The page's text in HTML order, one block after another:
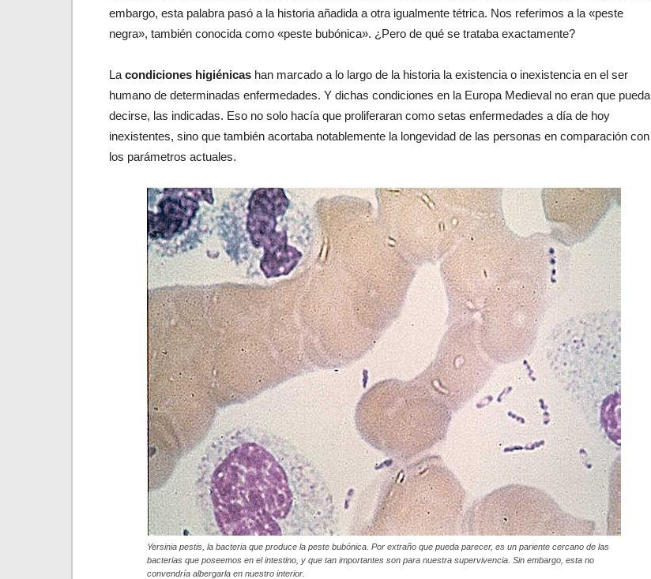
embargo, esta palabra pasó a la historia añadida a otra igualmente tétrica. Nos referimos a la «peste
negra», también conocida como «peste bubónica». ¿Pero de qué se trataba exactamente?
La condiciones higiénicas han marcado a lo largo de la historia la existencia o inexistencia en el ser
humano de determinadas enfermedades. Y dichas condiciones en la Europa Medieval no eran que pueda
decirse, las indicadas. Eso no solo hacía que proliferaran como setas enfermedades a día de hoy
inexistentes, sino que también acortaba notablemente la longevidad de las personas en comparación con
los parámetros actuales.
Yersinia pestis, la bacteria que produce la peste bubónica. Por extraño que pueda parecer, es un pariente cercano de las
bacterias que poseemos en el intestino, y que tan importantes son para nuestra supervivencia. Sin embargo, esta no
convendría albergarla en nuestro interior.